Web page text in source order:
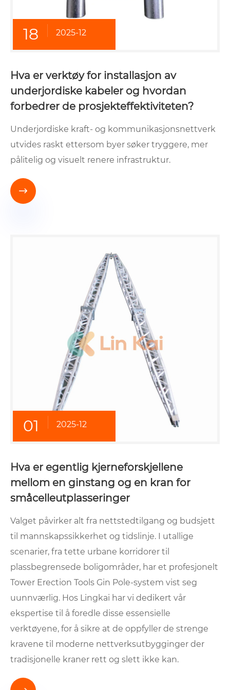
18 2025-12
Hva er verktøy for installasjon av
underjordiske kabeler og hvordan
forbedrer de prosjekteffektiviteten?
Underjordiske kraft- og kommunikasjonsnettverk
utvides raskt ettersom byer søker tryggere, mer
pålitelig og visuelt renere infrastruktur.

01 2025-12
Hva er egentlig kjerneforskjellene
mellom en ginstang og en kran for
småcelleutplasseringer
Valget påvirker alt fra nettstedtilgang og budsjett
til mannskapssikkerhet og tidslinje. I utallige
scenarier, fra tette urbane korridorer til
plassbegrensede boligområder, har et profesjonelt
Tower Erection Tools Gin Pole-system vist seg
uunnværlig. Hos Lingkai har vi dedikert vår
ekspertise til å foredle disse essensielle
verktøyene, for å sikre at de oppfyller de strenge
kravene til moderne nettverksutbygginger der
tradisjonelle kraner rett og slett ikke kan.